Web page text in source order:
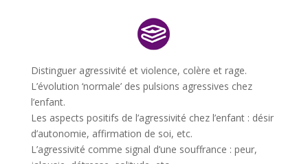
Distinguer agressivité et violence, colère et rage.
L’évolution ‘normale’ des pulsions agressives chez
l’enfant.
Les aspects positifs de l’agressivité chez l’enfant : désir
d’autonomie, affirmation de soi, etc.
L’agressivité comme signal d’une souffrance : peur,